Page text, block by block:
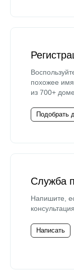
похожее
из 700+
Подобрать
Служба
Напишите,
Написать